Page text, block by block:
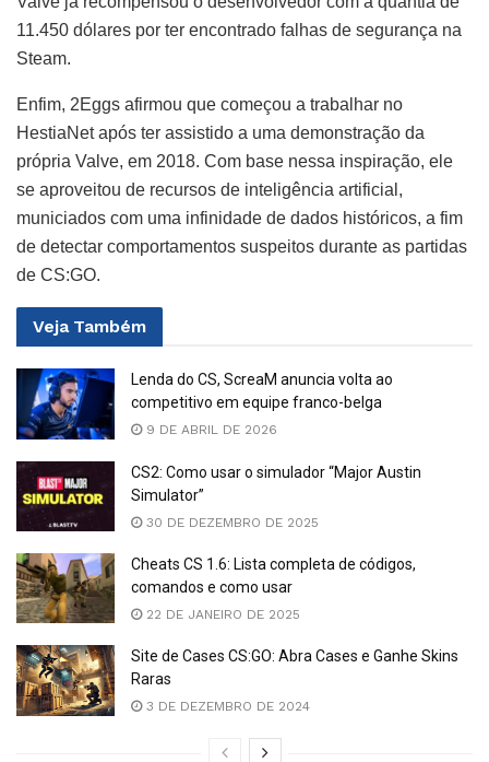
11.450 dólares por ter encontrado falhas de segurança na
Steam.
Enfim, 2Eggs afirmou que começou a trabalhar no
HestiaNet após ter assistido a uma demonstração da
própria Valve, em 2018. Com base nessa inspiração, ele
se aproveitou de recursos de inteligência artificial,
municiados com uma infinidade de dados históricos, a fim
de detectar comportamentos suspeitos durante as partidas
de CS:GO.
Veja Também
Lenda do CS, ScreaM anuncia volta ao
competitivo em equipe franco-belga
9 DE ABRIL DE 2026
CS2: Como usar o simulador “Major Austin
Simulator”
30 DE DEZEMBRO DE 2025
Cheats CS 1.6: Lista completa de códigos,
comandos e como usar
22 DE JANEIRO DE 2025
Site de Cases CS:GO: Abra Cases e Ganhe Skins
Raras
3 DE DEZEMBRO DE 2024